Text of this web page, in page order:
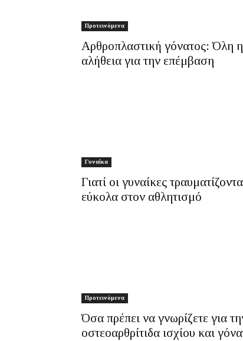
Προτεινόμενα
Αρθροπλαστική γόνατος: Όλη η
αλήθεια για την επέμβαση
Γυναίκα
Γιατί οι γυναίκες
εύκολα στον αθλητισμό
Προτεινόμενα
Όσα πρέπει να γνωρίζετε για
οστεοαρθρίτιδα ισχίου και